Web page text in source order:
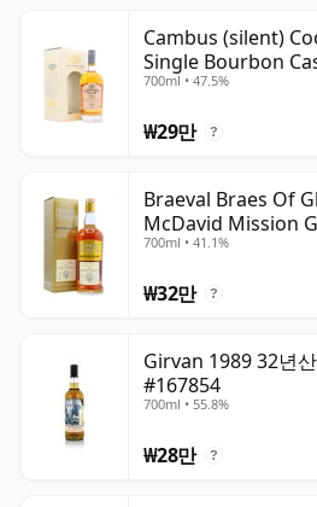
Cambus (silent)
Single Bourbon
산
700ml • 47.5%
₩29만 ?
Braeval Braes Of
McDavid Mission
700ml • 41.1%
₩32만 ?
Girvan 1989 32년
#167854
700ml • 55.8%
₩28만 ?